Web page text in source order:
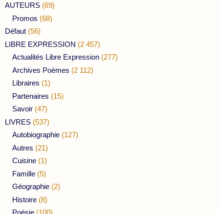
AUTEURS (69)
Promos (68)
Défaut (56)
LIBRE EXPRESSION (2 457)
Actualités Libre Expression (277)
Archives Poèmes (2 112)
Libraires (1)
Partenaires (15)
Savoir (47)
LIVRES (537)
Autobiographie (127)
Autres (21)
Cuisine (1)
Famille (5)
Géographie (2)
Histoire (8)